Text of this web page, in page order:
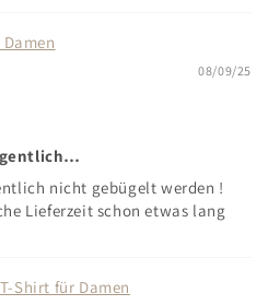
08/09/25
nicht gebügelt werden !
Lieferzeit schon etwas lang
Shirt für Damen